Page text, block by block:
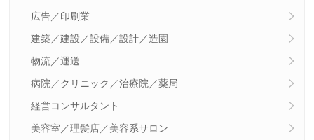
広告／印刷業
建築／建設／設備／設計／造園
物流／運送
病院／クリニック／治療院／薬局
経営コンサルタント
美容室／理髪店／美容系サロン